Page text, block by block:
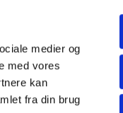
medier og
med vores
kan
fra din brug
følg os på